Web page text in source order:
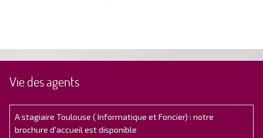
Vie des agents
A stagiaire Toulouse ( Informatique et Foncier) : notre
brochure d'accueil est disponible